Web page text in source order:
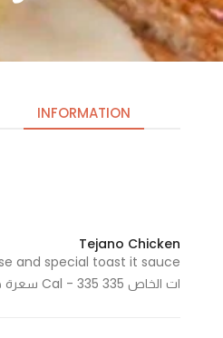
INFORMATION
Tejano Chicken
ات الخاص 335 Cal - 335 سعرة حرارية
cookies
are not
optional.